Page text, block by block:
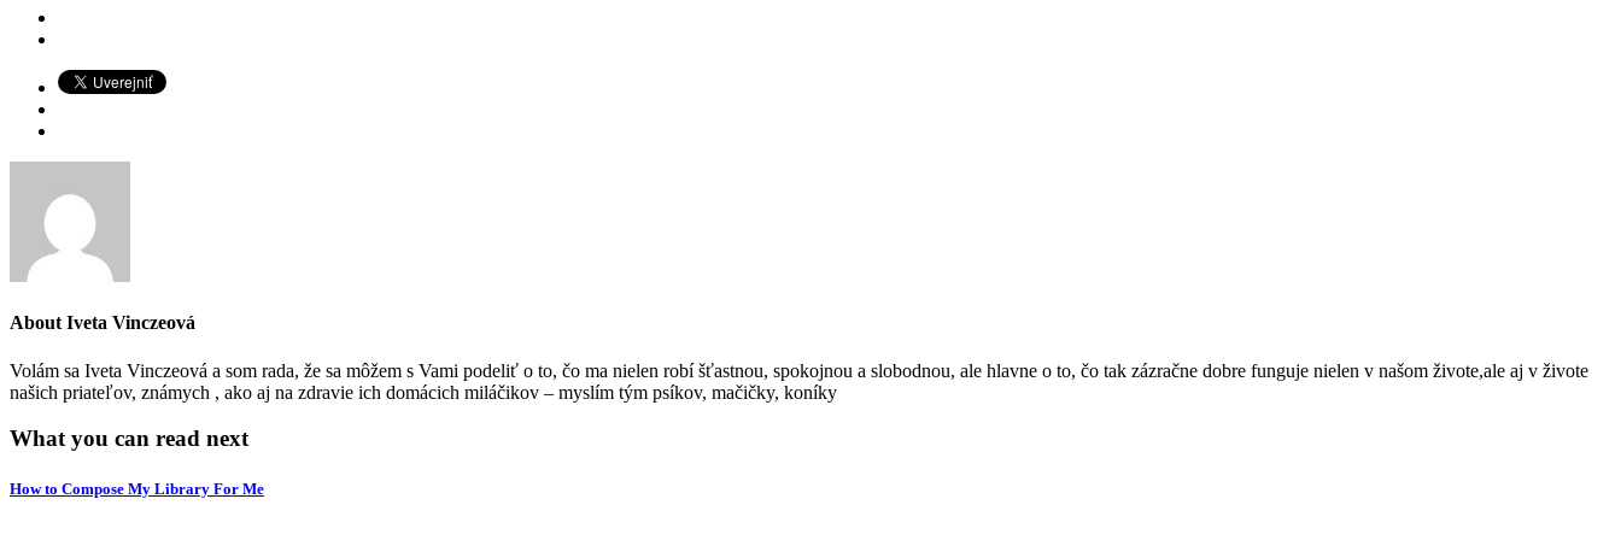
AboutIveta Vinczeová
Volám sa Iveta Vinczeová a som rada, že sa môžem s Vami podeliť o to, čo ma nielen robí šťastnou, spokojnou a slobodnou, ale hlavne o to, čo tak zázračne dobre funguje nielen v našom živote,ale aj v živote
našich priateľov, známych , ako aj na zdravie ich domácich miláčikov – myslím tým psíkov, mačičky, koníky
What you can read next
How to Compose My Library For Me